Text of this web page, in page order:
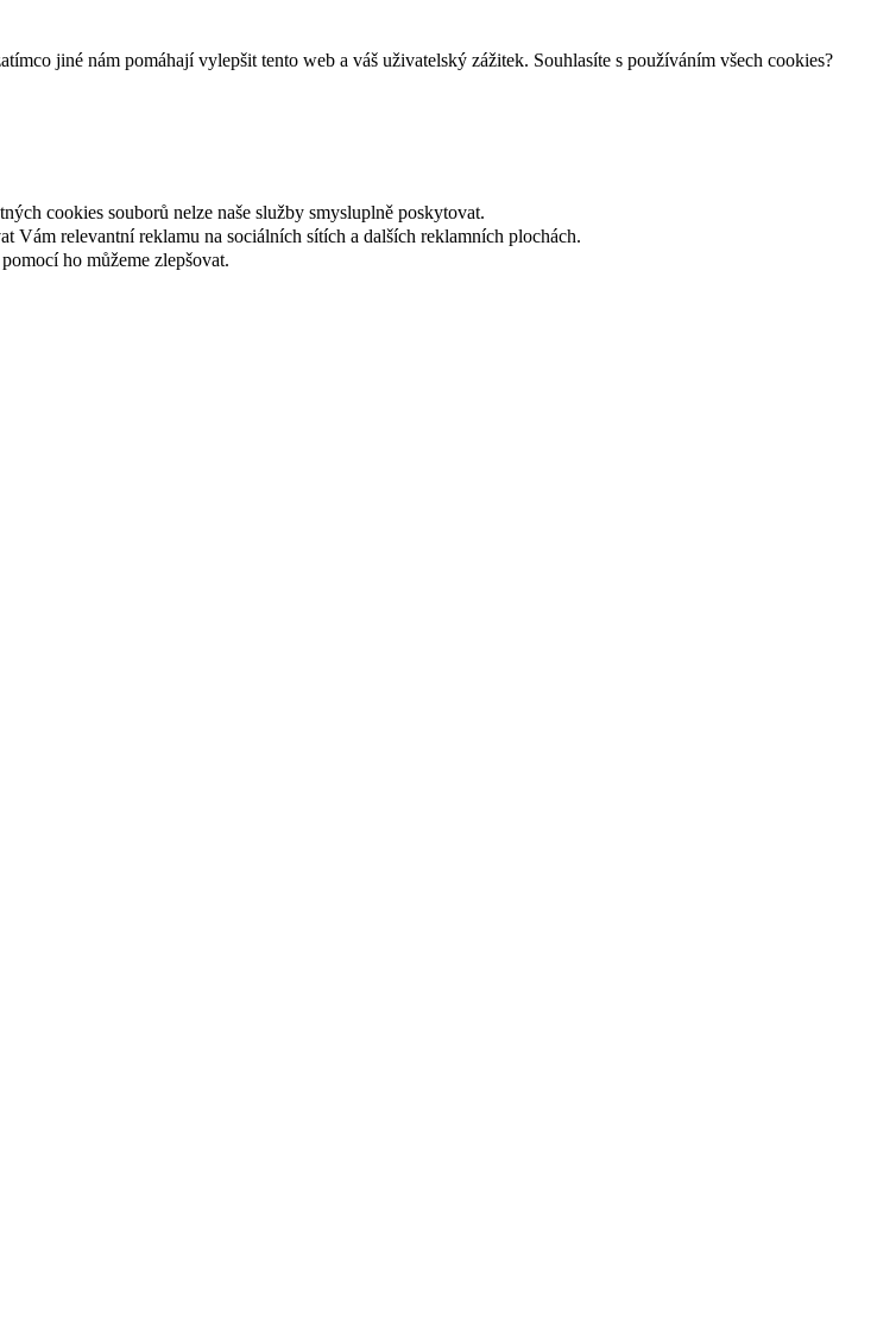
jiné nám pomáhají vylepšit tento web a váš uživatelský zážitek. Souhlasíte s používáním všech cookies?
cookies souborů nelze naše služby smysluplně poskytovat.
Vám relevantní reklamu na sociálních sítích a dalších reklamních plochách.
ho můžeme zlepšovat.